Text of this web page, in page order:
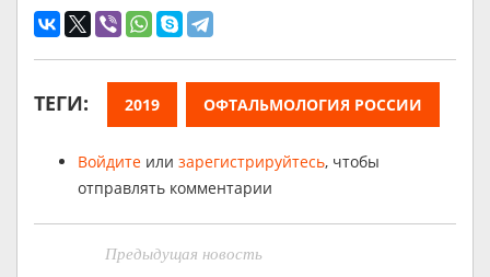
ТЕГИ: 2019 ОФТАЛЬМОЛОГИЯ РОССИИ
Войдите или зарегистрируйтесь, чтобы
отправлять комментарии
Предыдущая новость